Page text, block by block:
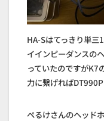
HA-Sはてっきり単
イインピーダンスの
っていたのですがK7
力に繋げれば
ぺるけさんのヘッド